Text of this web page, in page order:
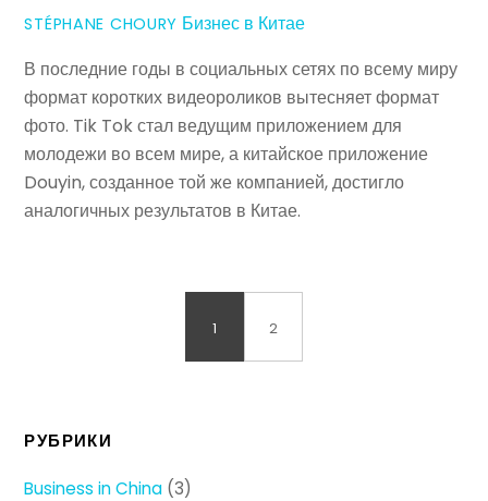
STÉPHANE CHOURY Бизнес в Китае
В последние годы в социальных сетях по всему миру
формат коротких видеороликов вытесняет формат
фото. Tik Tok стал ведущим приложением для
молодежи во всем мире, а китайское приложение
Douyin, созданное той же компанией, достигло
аналогичных результатов в Китае.
1 2
РУБРИКИ
Business in China (3)